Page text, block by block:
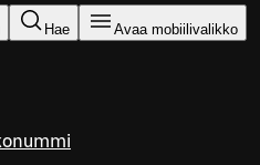
Hae Avaa mobiilivalikko